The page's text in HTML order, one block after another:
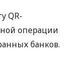
QR-
операции
банков.